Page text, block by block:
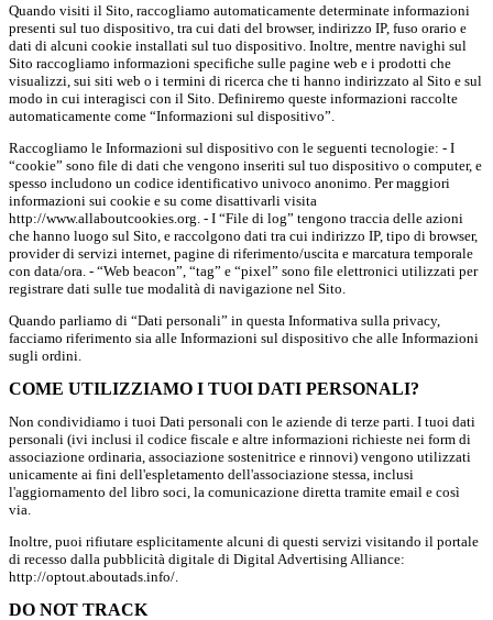
Quando visiti il Sito, raccogliamo automaticamente determinate informazioni
presenti sul tuo dispositivo, tra cui dati del browser, indirizzo IP, fuso orario e
dati di alcuni cookie installati sul tuo dispositivo. Inoltre, mentre navighi sul
Sito raccogliamo informazioni specifiche sulle pagine web e i prodotti che
visualizzi, sui siti web o i termini di ricerca che ti hanno indirizzato al Sito e sul
modo in cui interagisci con il Sito. Definiremo queste informazioni raccolte
automaticamente come “Informazioni sul dispositivo”.
Raccogliamo le Informazioni sul dispositivo con le seguenti tecnologie: - I
“cookie” sono file di dati che vengono inseriti sul tuo dispositivo o computer, e
spesso includono un codice identificativo univoco anonimo. Per maggiori
informazioni sui cookie e su come disattivarli visita
http://www.allaboutcookies.org. - I “File di log” tengono traccia delle azioni
che hanno luogo sul Sito, e raccolgono dati tra cui indirizzo IP, tipo di browser,
provider di servizi internet, pagine di riferimento/uscita e marcatura temporale
con data/ora. - “Web beacon”, “tag” e “pixel” sono file elettronici utilizzati per
registrare dati sulle tue modalità di navigazione nel Sito.
Quando parliamo di “Dati personali” in questa Informativa sulla privacy,
facciamo riferimento sia alle Informazioni sul dispositivo che alle Informazioni
sugli ordini.
COME UTILIZZIAMO I TUOI DATI PERSONALI?
Non condividiamo i tuoi Dati personali con le aziende di terze parti. I tuoi dati
personali (ivi inclusi il codice fiscale e altre informazioni richieste nei form di
associazione ordinaria, associazione sostenitrice e rinnovi) vengono utilizzati
unicamente ai fini dell'espletamento dell'associazione stessa, inclusi
l'aggiornamento del libro soci, la comunicazione diretta tramite email e così
via.
Inoltre, puoi rifiutare esplicitamente alcuni di questi servizi visitando il portale
di recesso dalla pubblicità digitale di Digital Advertising Alliance:
http://optout.aboutads.info/.
DO NOT TRACK